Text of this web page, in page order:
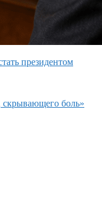
президентом
скрывающего боль»